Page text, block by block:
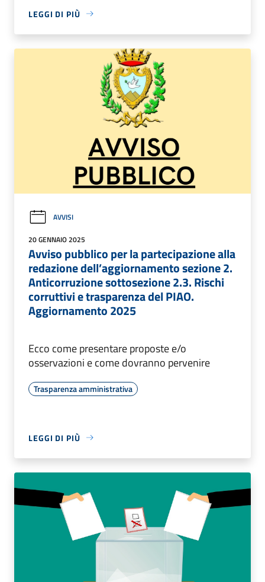
LEGGI DI PIÙ
AVVISI
20 GENNAIO 2025
Avviso pubblico per la partecipazione alla
redazione dell’aggiornamento sezione 2.
Anticorruzione sottosezione 2.3. Rischi
corruttivi e trasparenza del PIAO.
Aggiornamento 2025
Ecco come presentare proposte e/o
osservazioni e come dovranno pervenire
Trasparenza amministrativa
LEGGI DI PIÙ